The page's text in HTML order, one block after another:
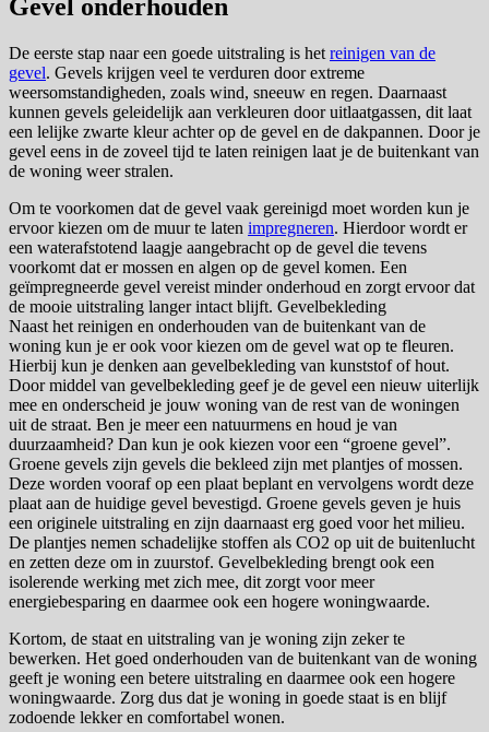
Gevel onderhouden
De eerste stap naar een goede uitstraling is het reinigen van de
gevel. Gevels krijgen veel te verduren door extreme
weersomstandigheden, zoals wind, sneeuw en regen. Daarnaast
kunnen gevels geleidelijk aan verkleuren door uitlaatgassen, dit laat
een lelijke zwarte kleur achter op de gevel en de dakpannen. Door je
gevel eens in de zoveel tijd te laten reinigen laat je de buitenkant van
de woning weer stralen.
Om te voorkomen dat de gevel vaak gereinigd moet worden kun je
ervoor kiezen om de muur te laten impregneren. Hierdoor wordt er
een waterafstotend laagje aangebracht op de gevel die tevens
voorkomt dat er mossen en algen op de gevel komen. Een
geïmpregneerde gevel vereist minder onderhoud en zorgt ervoor dat
de mooie uitstraling langer intact blijft. Gevelbekleding
Naast het reinigen en onderhouden van de buitenkant van de
woning kun je er ook voor kiezen om de gevel wat op te fleuren.
Hierbij kun je denken aan gevelbekleding van kunststof of hout.
Door middel van gevelbekleding geef je de gevel een nieuw uiterlijk
mee en onderscheid je jouw woning van de rest van de woningen
uit de straat. Ben je meer een natuurmens en houd je van
duurzaamheid? Dan kun je ook kiezen voor een “groene gevel”.
Groene gevels zijn gevels die bekleed zijn met plantjes of mossen.
Deze worden vooraf op een plaat beplant en vervolgens wordt deze
plaat aan de huidige gevel bevestigd. Groene gevels geven je huis
een originele uitstraling en zijn daarnaast erg goed voor het milieu.
De plantjes nemen schadelijke stoffen als CO2 op uit de buitenlucht
en zetten deze om in zuurstof. Gevelbekleding brengt ook een
isolerende werking met zich mee, dit zorgt voor meer
energiebesparing en daarmee ook een hogere woningwaarde.
Kortom, de staat en uitstraling van je woning zijn zeker te
bewerken. Het goed onderhouden van de buitenkant van de woning
geeft je woning een betere uitstraling en daarmee ook een hogere
woningwaarde. Zorg dus dat je woning in goede staat is en blijf
zodoende lekker en comfortabel wonen.